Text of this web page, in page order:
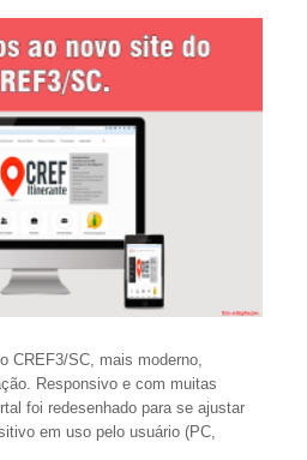
CREF3/SC, mais moderno,
Responsivo e com muitas
foi redesenhado para se ajustar
em uso pelo usuário (PC,